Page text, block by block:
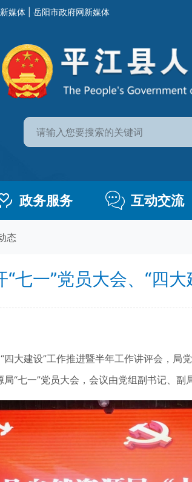
媒体 岳阳市政府网新媒体
政务服务 互动交流
态
七一”党员大会、“四
建设”工作推进暨半年工作讲评会，局
七一”党员大会，会议由党组副书记、副